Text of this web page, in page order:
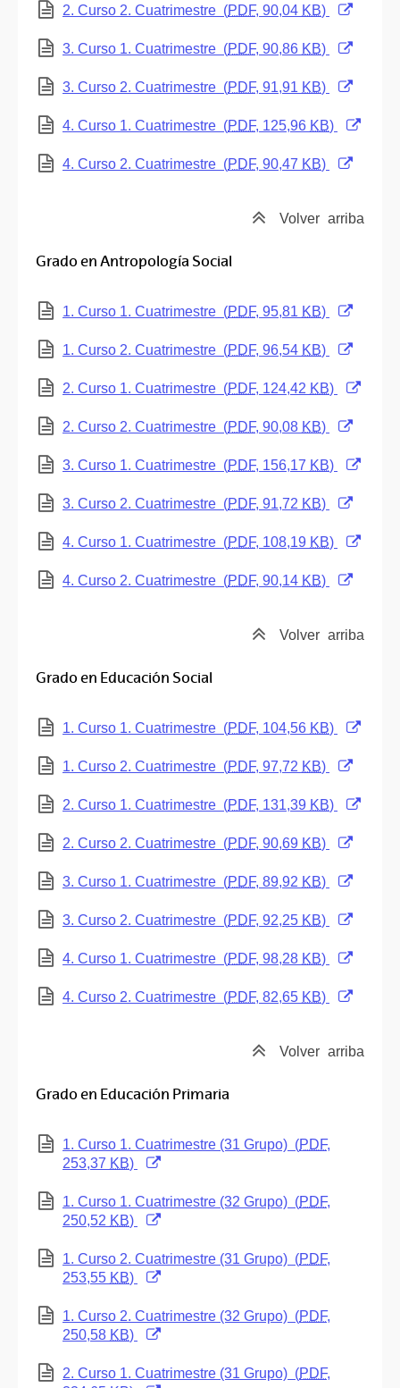
(Abre una nueva ventana)
2. Curso 2. Cuatrimestre (PDF, 90,04 KB)
(Abre una nueva ventana)
3. Curso 1. Cuatrimestre (PDF, 90,86 KB)
(Abre una nueva ventana)
3. Curso 2. Cuatrimestre (PDF, 91,91 KB)
(Abre una nueva ventana)
4. Curso 1. Cuatrimestre (PDF, 125,96 KB)
(Abre una nueva ventana)
4. Curso 2. Cuatrimestre (PDF, 90,47 KB)
Volver arriba
Grado en Antropología Social
(Abre una nueva ventana)
1. Curso 1. Cuatrimestre (PDF, 95,81 KB)
(Abre una nueva ventana)
1. Curso 2. Cuatrimestre (PDF, 96,54 KB)
(Abre una nueva ventana)
2. Curso 1. Cuatrimestre (PDF, 124,42 KB)
(Abre una nueva ventana)
2. Curso 2. Cuatrimestre (PDF, 90,08 KB)
(Abre una nueva ventana)
3. Curso 1. Cuatrimestre (PDF, 156,17 KB)
(Abre una nueva ventana)
3. Curso 2. Cuatrimestre (PDF, 91,72 KB)
(Abre una nueva ventana)
4. Curso 1. Cuatrimestre (PDF, 108,19 KB)
(Abre una nueva ventana)
4. Curso 2. Cuatrimestre (PDF, 90,14 KB)
Volver arriba
Grado en Educación Social
(Abre una nueva ventana)
1. Curso 1. Cuatrimestre (PDF, 104,56 KB)
(Abre una nueva ventana)
1. Curso 2. Cuatrimestre (PDF, 97,72 KB)
(Abre una nueva ventana)
2. Curso 1. Cuatrimestre (PDF, 131,39 KB)
(Abre una nueva ventana)
2. Curso 2. Cuatrimestre (PDF, 90,69 KB)
(Abre una nueva ventana)
3. Curso 1. Cuatrimestre (PDF, 89,92 KB)
(Abre una nueva ventana)
3. Curso 2. Cuatrimestre (PDF, 92,25 KB)
(Abre una nueva ventana)
4. Curso 1. Cuatrimestre (PDF, 98,28 KB)
(Abre una nueva ventana)
4. Curso 2. Cuatrimestre (PDF, 82,65 KB)
Volver arriba
Grado en Educación Primaria
(Abre una nueva ventana)
1. Curso 1. Cuatrimestre (31 Grupo) (PDF,
253,37 KB)
(Abre una nueva ventana)
1. Curso 1. Cuatrimestre (32 Grupo) (PDF,
250,52 KB)
(Abre una nueva ventana)
1. Curso 2. Cuatrimestre (31 Grupo) (PDF,
253,55 KB)
(Abre una nueva ventana)
1. Curso 2. Cuatrimestre (32 Grupo) (PDF,
250,58 KB)
(Abre una nueva ventana)
2. Curso 1. Cuatrimestre (31 Grupo) (PDF,